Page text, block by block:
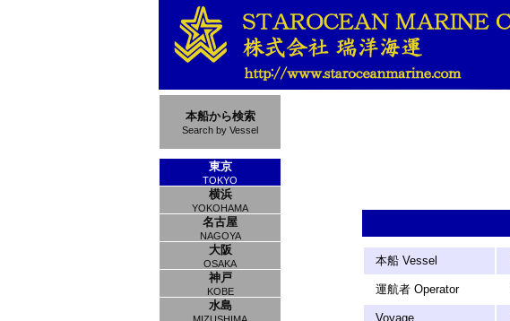
本船から検索
Search by Vessel
東京
TOKYO
横浜
YOKOHAMA
名古屋
NAGOYA
大阪
OSAKA
神戸
KOBE
水島
本船 Vessel
運航者 Operator
Voyage